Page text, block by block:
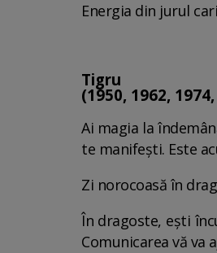
Energia din jurul
Tigru
(1950, 1962,
Ai magia la
te manifești. Este
Zi norocoasă în
În dragoste, ești
Comunicarea vă va